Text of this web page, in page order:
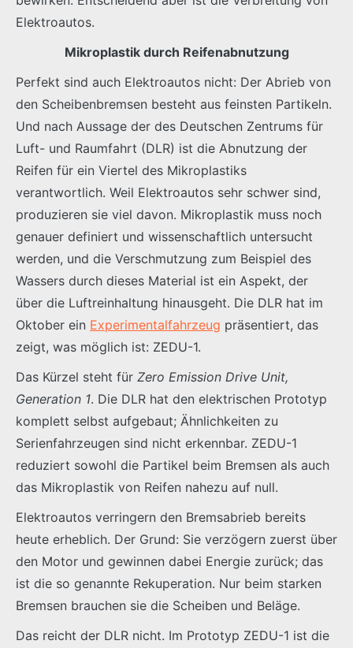
Elektroautos.
Mikroplastik durch Reifenabnutzung
Perfekt sind auch Elektroautos nicht: Der Abrieb von
den Scheibenbremsen besteht aus feinsten Partikeln.
Und nach Aussage der des Deutschen Zentrums für
Luft- und Raumfahrt (DLR) ist die Abnutzung der
Reifen für ein Viertel des Mikroplastiks
verantwortlich. Weil Elektroautos sehr schwer sind,
produzieren sie viel davon. Mikroplastik muss noch
genauer definiert und wissenschaftlich untersucht
werden, und die Verschmutzung zum Beispiel des
Wassers durch dieses Material ist ein Aspekt, der
über die Luftreinhaltung hinausgeht. Die DLR hat im
Oktober ein Experimentalfahrzeug präsentiert, das
zeigt, was möglich ist: ZEDU-1.
Das Kürzel steht für Zero Emission Drive Unit,
Generation 1. Die DLR hat den elektrischen Prototyp
komplett selbst aufgebaut; Ähnlichkeiten zu
Serienfahrzeugen sind nicht erkennbar. ZEDU-1
reduziert sowohl die Partikel beim Bremsen als auch
das Mikroplastik von Reifen nahezu auf null.
Elektroautos verringern den Bremsabrieb bereits
heute erheblich. Der Grund: Sie verzögern zuerst über
den Motor und gewinnen dabei Energie zurück; das
ist die so genannte Rekuperation. Nur beim starken
Bremsen brauchen sie die Scheiben und Beläge.
Das reicht der DLR nicht. Im Prototyp ZEDU-1 ist die